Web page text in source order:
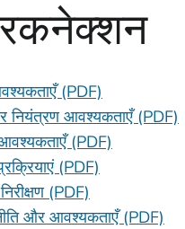
(PDF)
नियंत्रण आवश्यकताएँ (PDF)
(PDF)
(PDF)
(PDF)
और आवश्यकताएँ (PDF)